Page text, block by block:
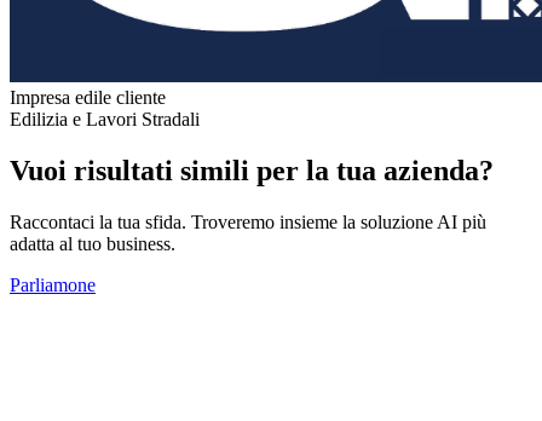
Impresa edile cliente
Edilizia e Lavori Stradali
Vuoi risultati simili per la tua azienda?
Raccontaci la tua sfida. Troveremo insieme la soluzione AI più
adatta al tuo business.
Parliamone